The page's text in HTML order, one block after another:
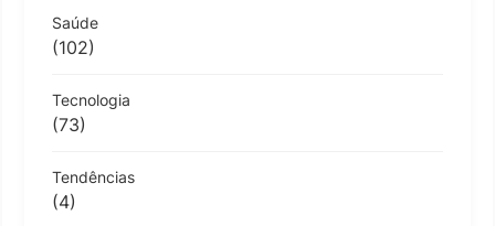
Saúde
(102)
Tecnologia
(73)
Tendências
(4)